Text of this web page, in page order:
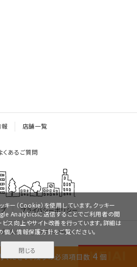
ださい。残りの必須項目数 4個
店舗一覧
くあるご質問
プライバシーポリシー
会社 All Rights Reserved.
西富田762-1
キー（Cookie）を使用しています。クッキー
Analyticsに送信することでご利用者の閲
ス向上やサイト改善を行っています。詳細は
個人情報保護方針をご覧ください。
閉じる